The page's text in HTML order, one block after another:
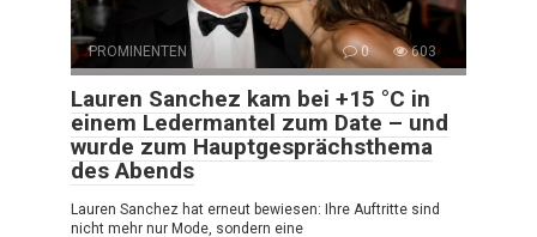
PROMINENTEN 0 603
Lauren Sanchez kam bei +15 °C in
einem Ledermantel zum Date – und
wurde zum Hauptgesprächsthema
des Abends
Lauren Sanchez hat erneut bewiesen: Ihre Auftritte sind
nicht mehr nur Mode, sondern eine